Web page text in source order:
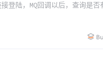
登陆，MQ回调以后，查询是否